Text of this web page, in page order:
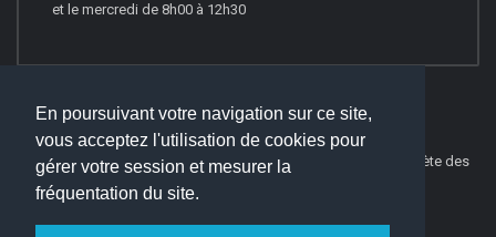
En poursuivant votre navigation sur ce site,
vous acceptez l'utilisation de cookies pour
gérer votre session et mesurer la
fréquentation du site.
et le mercredi de 8h00 à 12h30
© 2022 Websco Innovations -Mentions Légales
Liste Complète des